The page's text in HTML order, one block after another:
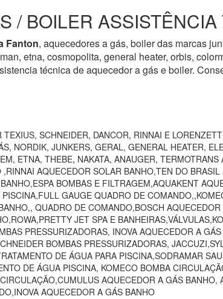
/ BOILER
Fanton, aquecedores a gás, boiler das marcas
etna, cosmopolita, general heater, orbis,
técnica de aquecedor a gás e boiler.
SCHNEIDER, DANCOR, RINNAI E
NORDIK, JUNKERS, GERAL, GENERAL HEATER,
ETNA, THEBE, NAKATA, ANAUGER,
AQUECEDOR SOLAR BANHO,TEN DO
BOMBAS E FILTRAGEM,AQUAKENT
GAUGE QUADRO DE
QUADRO DE COMANDO,BOSCH
JET SPA E
PRESSURIZADORAS, INOVA AQUECEDOR A
BOMBAS PRESSURIZADORAS,
DE ÁGUA PARA PISCINA,SODRAMAR
DE ÁGUA PISCINA, KOMECO BOMBA
AQUECEDOR A GÁS
AQUECEDOR A GÁS BANHO